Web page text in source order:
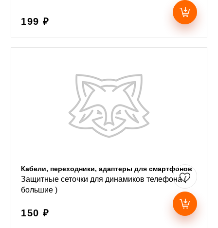
199 ₽
Кабели, переходники, адаптеры для смартфонов
Защитные сеточки для динамиков телефона (
большие )
150 ₽